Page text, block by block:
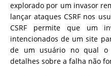
explorado por um invasor
lançar ataques CSRF nos
CSRF permite que um
intencionados de um site
de um usuário no qual o
detalhes sobre a falha não